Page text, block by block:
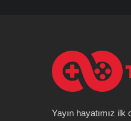
Yayın hayatımız